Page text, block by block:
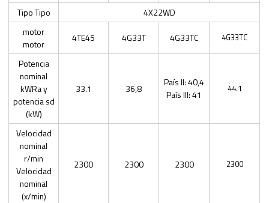
Tipo Tipo
4X22WD
motor
motor
4TE45 4G33T 4G33TC 4G33TC
Potencia
nominal
kWRa y
potencia sd
(kW)
33.1 36,8
País II: 40,4
País III: 41
44.1
Velocidad
nominal
r/min
Velocidad
nominal
(x/min)
2300 2300 2300 2300